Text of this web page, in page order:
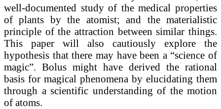
well-documented study of the medical properties
of plants by the atomist; and the materialistic
principle of the attraction between similar things.
This paper will also cautiously explore the
hypothesis that there may have been a “science of
magic”. Bolus might have derived the rational
basis for magical phenomena by elucidating them
through a scientific understanding of the motion
of atoms.